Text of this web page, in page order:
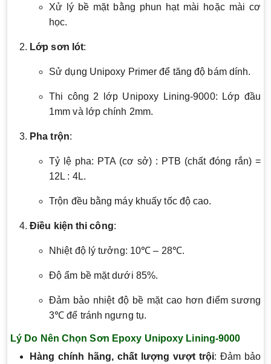
Xử lý bề mặt bằng phun hạt mài hoặc mài cơ
học.
Lớp sơn lót:
Sử dụng Unipoxy Primer để tăng độ bám dính.
Thi công 2 lớp Unipoxy Lining-9000: Lớp đầu
1mm và lớp chính 2mm.
Pha trộn:
Tỷ lệ pha: PTA (cơ sở) : PTB (chất đóng rắn) =
12L : 4L.
Trộn đều bằng máy khuấy tốc độ cao.
Điều kiện thi công:
Nhiệt độ lý tưởng: 10℃ – 28℃.
Độ ẩm bề mặt dưới 85%.
Đảm bảo nhiệt độ bề mặt cao hơn điểm sương
3℃ để tránh ngưng tụ.
Lý Do Nên Chọn Sơn Epoxy Unipoxy Lining-9000
Hàng chính hãng, chất lượng vượt trội: Đảm bảo